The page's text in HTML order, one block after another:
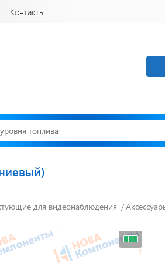
Контакты
Открылся новый
Новгород
для видеонаблюдения